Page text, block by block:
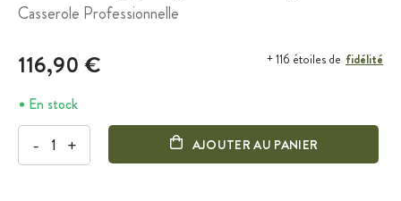
Casserole Professionnelle
116,90 € + 116 étoiles de fidélité
En stock
- + AJOUTER AU PANIER